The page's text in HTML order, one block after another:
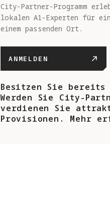
City-Partner-Programm
lokalen A1-Experten für
einem passenden Ort.
ANMELDEN
Besitzen Sie bereits
Werden Sie City-
verdienen Sie
Provisionen. Mehr